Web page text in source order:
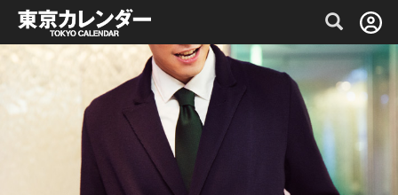
グルメ情報・プレミアムレストラン予約